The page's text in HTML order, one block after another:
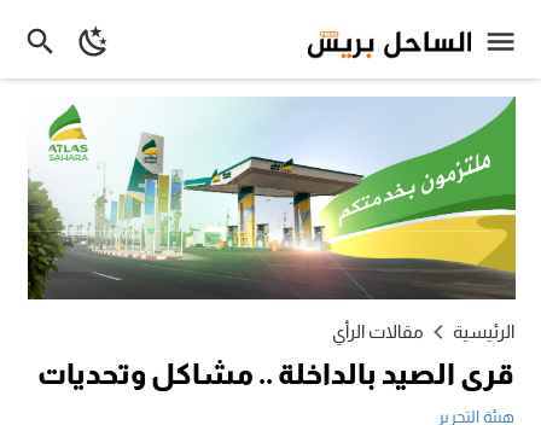
الرئيسية مقالات الرأي
قرى الصيد بالداخلة .. مشاكل وتحديات
هيئة التحرير